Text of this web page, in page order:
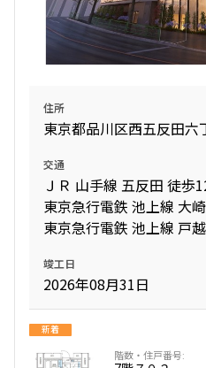
住所
東京都品川区西五反田六
交通
ＪＲ 山手線 五反田 徒歩
東京急行電鉄 池上線 大
東京急行電鉄 池上線 戸
竣工日
2026年08月31日
新着